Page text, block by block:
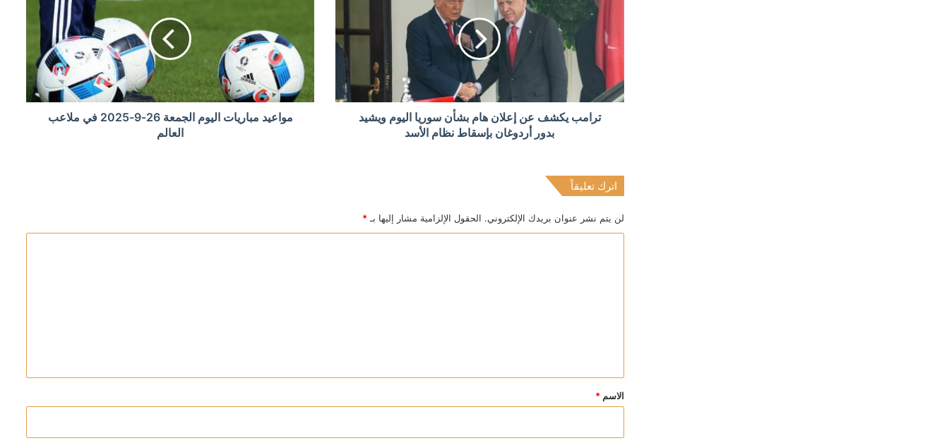
منذ 6 ساعات
سروال قصير وموقف صاخب.. سيناتور أمريكي يخطف الأنظار في لقاء نتنياهو
الأردن.. عائلة نور برغل تحسم جدل مقتلها على يد شقيقها
منذ 6 ساعات
ترامب يكشف عن إعلان هام بشأن سوريا اليوم ويشيد
بدور أردوغان بإسقاط نظام الأسد
مواعيد مباريات اليوم الجمعة 26-9-2025 في ملاعب
العالم
اترك تعليقاً
لن يتم نشر عنوان بريدك الإلكتروني. الحقول الإلزامية مشار إليها بـ *
*
الاسم *